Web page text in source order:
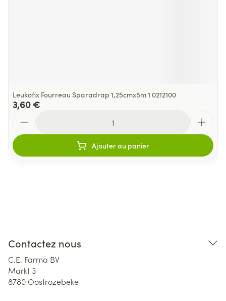
Leukofix Fourreau Sparadrap 1,25cmx5m 1 0212100
3,60 €
Ajouter au panier
Contactez nous
C.E. Farma BV
Markt 3
8780Oostrozebeke